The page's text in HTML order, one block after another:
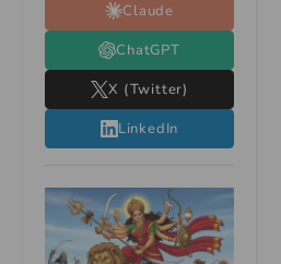
Claude
ChatGPT
X (Twitter)
LinkedIn